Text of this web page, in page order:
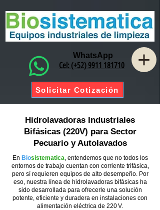
Solicitar Cotización
Cel: (+52) 9911 181710
WhatsApp
Hidrolavadoras Industriales
Bifásicas (220V) para Sector
Pecuario y Autolavados
En Biosistematica, entendemos que no todos los
entornos de trabajo cuentan con corriente trifásica,
pero sí requieren equipos de alto desempeño. Por
eso, nuestra línea de hidrolavadoras bifásicas ha
sido desarrollada para ofrecerle una solución
potente, eficiente y duradera en instalaciones con
alimentación eléctrica de 220 V.